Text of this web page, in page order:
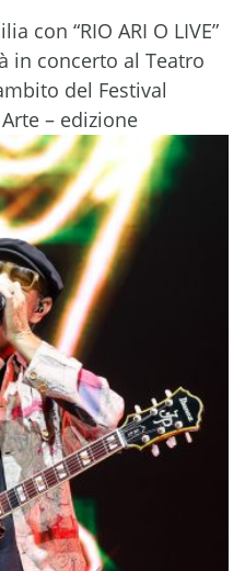
con “RIO ARI O LIVE”
in concerto al Teatro
del Festival
– edizione